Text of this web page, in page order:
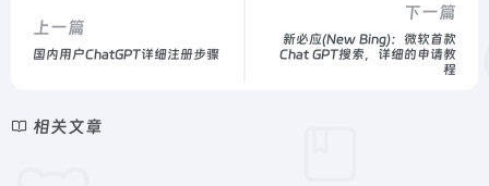
上一篇
国内用户ChatGPT详细注册步骤
下一篇
新必应(New Bing)：微软首款
Chat GPT搜索，详细的申请教
程
相关文章